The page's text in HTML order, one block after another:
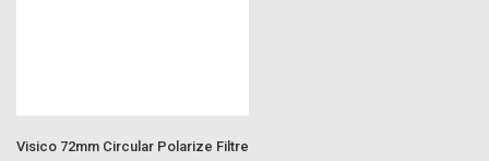
Visico 72mm Circular Polarize Filtre